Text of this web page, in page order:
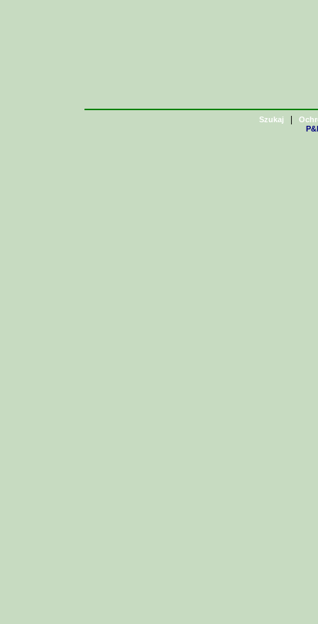
Szukaj